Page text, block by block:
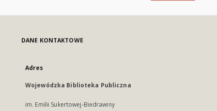
DANE KONTAKTOWE
Adres
Wojewódzka Biblioteka Publiczna
im. Emilii Sukertowej-Biedrawiny